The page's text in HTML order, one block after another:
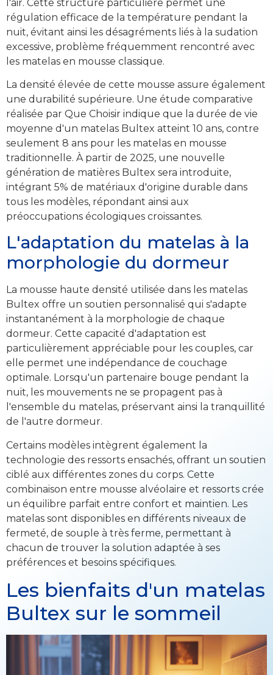
l'air. Cette structure particulière permet une
régulation efficace de la température pendant la
nuit, évitant ainsi les désagréments liés à la sudation
excessive, problème fréquemment rencontré avec
les matelas en mousse classique.
La densité élevée de cette mousse assure également
une durabilité supérieure. Une étude comparative
réalisée par Que Choisir indique que la durée de vie
moyenne d'un matelas Bultex atteint 10 ans, contre
seulement 8 ans pour les matelas en mousse
traditionnelle. À partir de 2025, une nouvelle
génération de matières Bultex sera introduite,
intégrant 5% de matériaux d'origine durable dans
tous les modèles, répondant ainsi aux
préoccupations écologiques croissantes.
L'adaptation du matelas à la
morphologie du dormeur
La mousse haute densité utilisée dans les matelas
Bultex offre un soutien personnalisé qui s'adapte
instantanément à la morphologie de chaque
dormeur. Cette capacité d'adaptation est
particulièrement appréciable pour les couples, car
elle permet une indépendance de couchage
optimale. Lorsqu'un partenaire bouge pendant la
nuit, les mouvements ne se propagent pas à
l'ensemble du matelas, préservant ainsi la tranquillité
de l'autre dormeur.
Certains modèles intègrent également la
technologie des ressorts ensachés, offrant un soutien
ciblé aux différentes zones du corps. Cette
combinaison entre mousse alvéolaire et ressorts crée
un équilibre parfait entre confort et maintien. Les
matelas sont disponibles en différents niveaux de
fermeté, de souple à très ferme, permettant à
chacun de trouver la solution adaptée à ses
préférences et besoins spécifiques.
Les bienfaits d'un matelas
Bultex sur le sommeil